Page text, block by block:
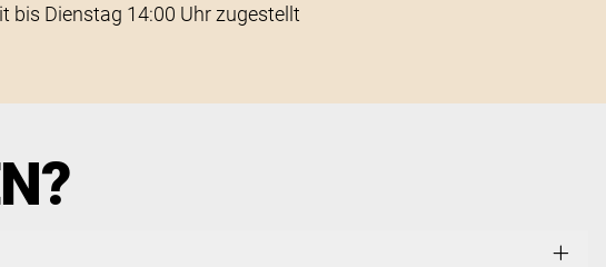
bis Dienstag 14:00 Uhr zugestellt